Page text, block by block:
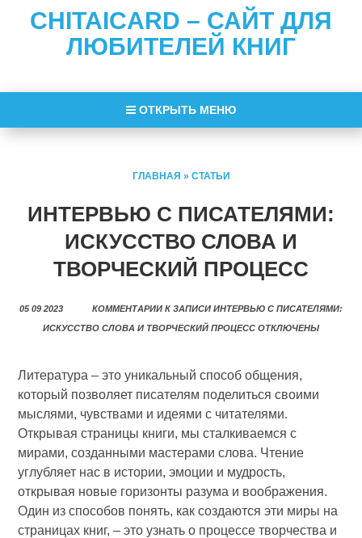
CHITAICARD – САЙТ ДЛЯ
ЛЮБИТЕЛЕЙ КНИГ
ОТКРЫТЬ МЕНЮ
ГЛАВНАЯ » СТАТЬИ
ИНТЕРВЬЮ С ПИСАТЕЛЯМИ:
ИСКУССТВО СЛОВА И
ТВОРЧЕСКИЙ ПРОЦЕСС
05 09 2023 КОММЕНТАРИИ К ЗАПИСИ ИНТЕРВЬЮ С ПИСАТЕЛЯМИ:
ИСКУССТВО СЛОВА И ТВОРЧЕСКИЙ ПРОЦЕСС ОТКЛЮЧЕНЫ
Литература – это уникальный способ общения,
который позволяет писателям поделиться своими
мыслями, чувствами и идеями с читателями.
Открывая страницы книги, мы сталкиваемся с
мирами, созданными мастерами слова. Чтение
углубляет нас в истории, эмоции и мудрость,
открывая новые горизонты разума и воображения.
Один из способов понять, как создаются эти миры на
страницах книг, – это узнать о процессе творчества и